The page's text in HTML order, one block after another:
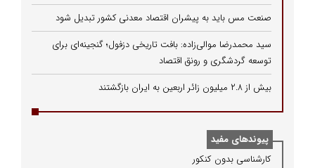
صنعت مس باید به پیشران اقتصاد معدنی کشور تبدیل شود
سید محمدرضا موالی‌زاده: بافت تاریخی دزفول؛ گنجینه‌ای برای
توسعه گردشگری و رونق اقتصاد
بیش از ۲.۸ میلیون زائر اربعین به ایران بازگشتند
پیوندهای مفید
كارشناسی بدون كنكور